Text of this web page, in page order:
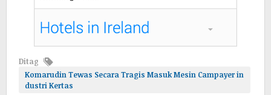
Ditag
Komarudin Tewas Secara Tragis Masuk Mesin Campayer in
dustri Kertas